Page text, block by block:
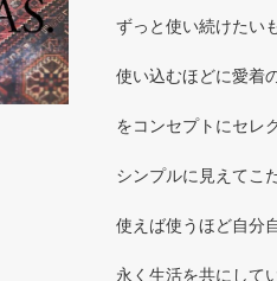
ずっと使い続けたい
使い込むほどに愛着
をコンセプトにセレ
シンプルに見えてこ
使えば使うほど自分
永く生活を共にして